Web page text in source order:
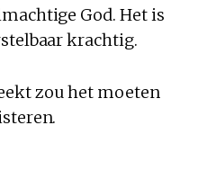
God. Het is
krachtig.
zou het moeten